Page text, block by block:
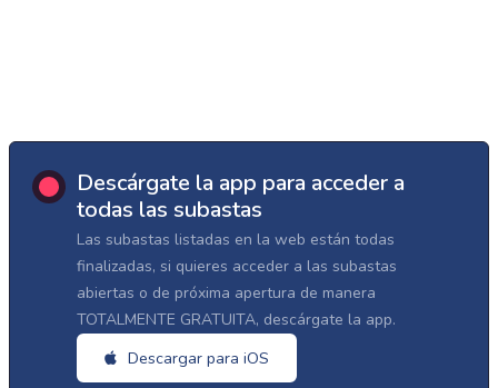
Descárgate la app para acceder a
todas las subastas
Las subastas listadas en la web están todas
finalizadas, si quieres acceder a las subastas
abiertas o de próxima apertura de manera
TOTALMENTE GRATUITA, descárgate la app.
Descargar para iOS